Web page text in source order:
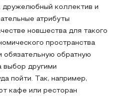
дружелюбный коллектив и
атрибуты
новшества для такого
пространства
обязательную обратную
выбор другими
пойти. Так, например,
кафе или ресторан